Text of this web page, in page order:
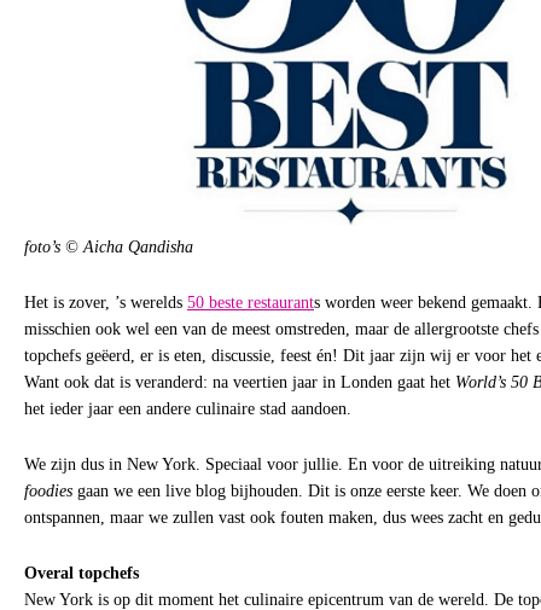
foto’s © Aicha Qandisha
Het is zover, ’s werelds 50 beste restaurants worden weer bekend
misschien ook wel een van de meest omstreden, maar de allergrootste
topchefs geëerd, er is eten, discussie, feest én! Dit jaar zijn wij er voor
Want ook dat is veranderd: na veertien jaar in Londen gaat het World’s 50
het ieder jaar een andere culinaire stad aandoen.
We zijn dus in New York. Speciaal voor jullie. En voor de uitreiking
foodies gaan we een live blog bijhouden. Dit is onze eerste keer. We doen
ontspannen, maar we zullen vast ook fouten maken, dus wees zacht en
Overal topchefs
New York is op dit moment het culinaire epicentrum van de wereld. De